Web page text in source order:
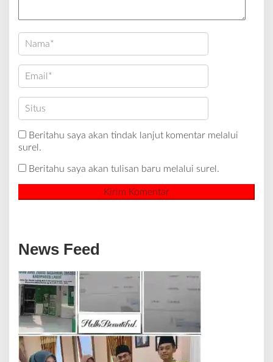
Beritahu saya akan tindak lanjut komentar melalui
surel.
Beritahu saya akan tulisan baru melalui surel.
News Feed